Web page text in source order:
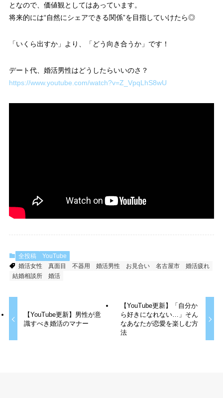
となので、価値観としてはあっています。
将来的には“自然にシェアできる関係”を目指していけたら◎
「いくら出すか」より、「どう向き合うか」です！
デート代、婚活男性はどうしたらいいのさ？
https://www.youtube.com/watch?v=Z_VpqLhS8wU
全投稿
YouTube
婚活女性
真面目 不器用 婚活男性 お見合い 名古屋市
婚活疲れ
結婚相談所
婚活
【YouTube更新】男性が意
識すべき婚活のマナー
【YouTube更新】「自分か
ら好きになれない…」そん
なあなたが恋愛を楽しむ方
法